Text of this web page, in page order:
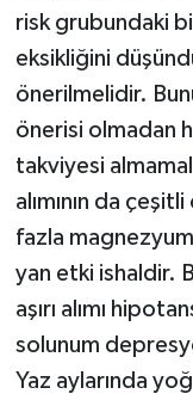
risk grubundaki
eksikliğini
önerilmelidir.
önerisi olmadan
takviyesi
alımının da
fazla magnezyum
yan etki ishaldir.
aşırı alımı
solunum
Yaz aylarında